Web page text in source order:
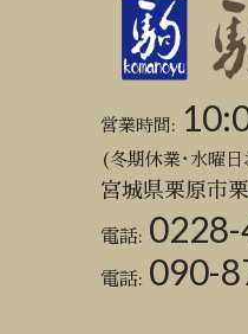
営業時間:
(冬期休業･水曜
宮城県栗原市
電話:
電話: 090-